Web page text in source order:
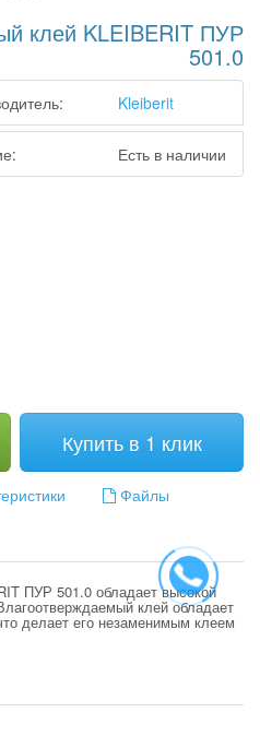
клей KLEIBERIT ПУР
501.0
Kleiberit
Есть в наличии
Купить в 1 клик
Файлы
ПУР 501.0 обладает высокой
клей обладает
делает его незаменимым клеем